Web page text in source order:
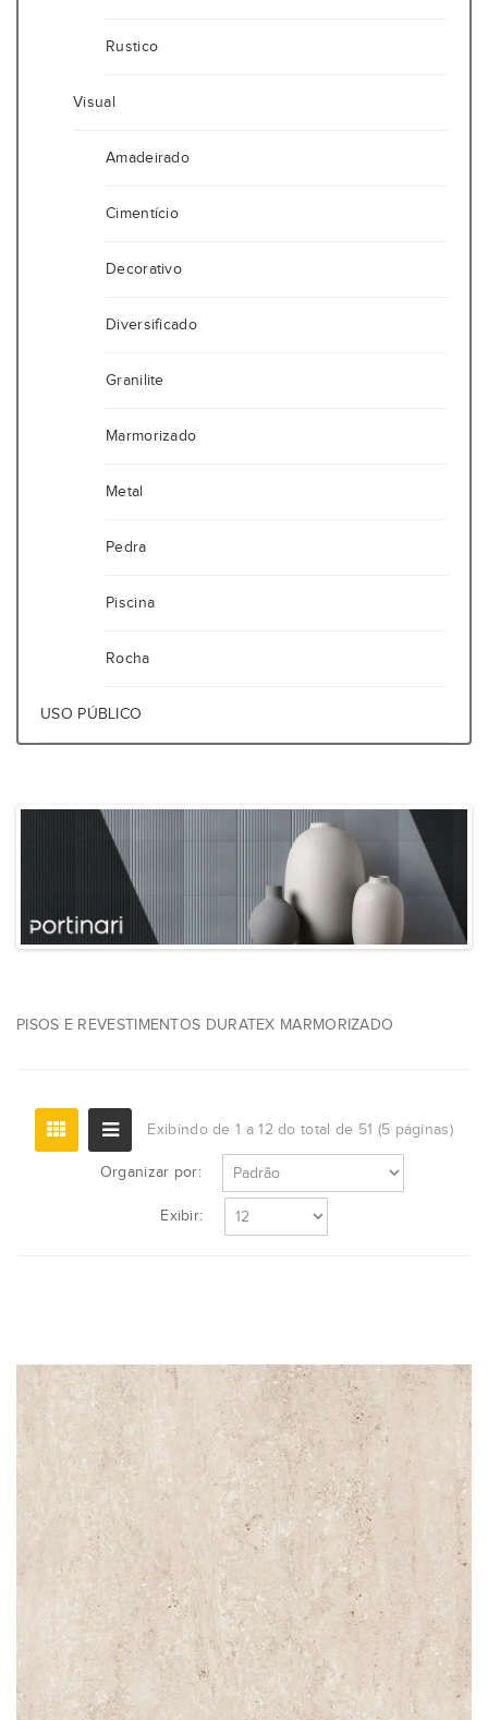
Rustico
Visual
Amadeirado
Cimentício
Decorativo
Diversificado
Granilite
Marmorizado
Metal
Pedra
Piscina
Rocha
USO PÚBLICO
PISOS E REVESTIMENTOS DURATEX MARMORIZADO
Exibindo de 1 a 12 do total de 51 (5 páginas)
Organizar por:
Exibir: